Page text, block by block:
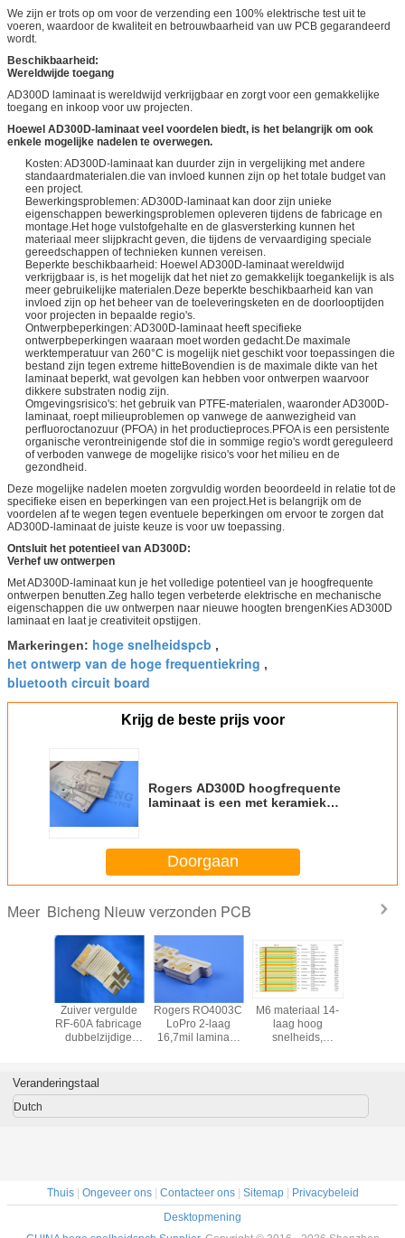
We zijn er trots op om voor de verzending een 100% elektrische test uit te
voeren, waardoor de kwaliteit en betrouwbaarheid van uw PCB gegarandeerd
wordt.
Beschikbaarheid:
Wereldwijde toegang
AD300D laminaat is wereldwijd verkrijgbaar en zorgt voor een gemakkelijke
toegang en inkoop voor uw projecten.
Hoewel AD300D-laminaat veel voordelen biedt, is het belangrijk om ook
enkele mogelijke nadelen te overwegen.
Kosten: AD300D-laminaat kan duurder zijn in vergelijking met andere
standaardmaterialen.die van invloed kunnen zijn op het totale budget van
een project.
Bewerkingsproblemen: AD300D-laminaat kan door zijn unieke
eigenschappen bewerkingsproblemen opleveren tijdens de fabricage en
montage.Het hoge vulstofgehalte en de glasversterking kunnen het
materiaal meer slijpkracht geven, die tijdens de vervaardiging speciale
gereedschappen of technieken kunnen vereisen.
Beperkte beschikbaarheid: Hoewel AD300D-laminaat wereldwijd
verkrijgbaar is, is het mogelijk dat het niet zo gemakkelijk toegankelijk is als
meer gebruikelijke materialen.Deze beperkte beschikbaarheid kan van
invloed zijn op het beheer van de toeleveringsketen en de doorlooptijden
voor projecten in bepaalde regio's.
Ontwerpbeperkingen: AD300D-laminaat heeft specifieke
ontwerpbeperkingen waaraan moet worden gedacht.De maximale
werktemperatuur van 260°C is mogelijk niet geschikt voor toepassingen die
bestand zijn tegen extreme hitteBovendien is de maximale dikte van het
laminaat beperkt, wat gevolgen kan hebben voor ontwerpen waarvoor
dikkere substraten nodig zijn.
Omgevingsrisico's: het gebruik van PTFE-materialen, waaronder AD300D-
laminaat, roept milieuproblemen op vanwege de aanwezigheid van
perfluoroctanozuur (PFOA) in het productieproces.PFOA is een persistente
organische verontreinigende stof die in sommige regio's wordt gereguleerd
of verboden vanwege de mogelijke risico's voor het milieu en de
gezondheid.
Deze mogelijke nadelen moeten zorgvuldig worden beoordeeld in relatie tot de
specifieke eisen en beperkingen van een project.Het is belangrijk om de
voordelen af te wegen tegen eventuele beperkingen om ervoor te zorgen dat
AD300D-laminaat de juiste keuze is voor uw toepassing.
Ontsluit het potentieel van AD300D:
Verhef uw ontwerpen
Met AD300D-laminaat kun je het volledige potentieel van je hoogfrequente
ontwerpen benutten.Zeg hallo tegen verbeterde elektrische en mechanische
eigenschappen die uw ontwerpen naar nieuwe hoogten brengenKies AD300D
laminaat en laat je creativiteit opstijgen.
Markeringen: hoge snelheidspcb ,
het ontwerp van de hoge frequentiekring ,
bluetooth circuit board
Krijg de beste prijs voor
Rogers AD300D hoogfrequente
laminaat is een met keramiek
Doorgaan
Meer Bicheng Nieuw verzonden PCB
Zuiver vergulde
RF-60A fabricage
dubbelzijdige
50mil
laminaatkern
Rogers RO4003C
LoPro 2-laag
16,7mil laminaat
hybride pcb voor
M6 materiaal 14-
laag hoog
snelheids,
PCB met Multi-
Control
Silver
Veranderingstaal
Dutch
Thuis| Ongeveer ons| Contacteer ons| Sitemap| Privacybeleid
Desktopmening